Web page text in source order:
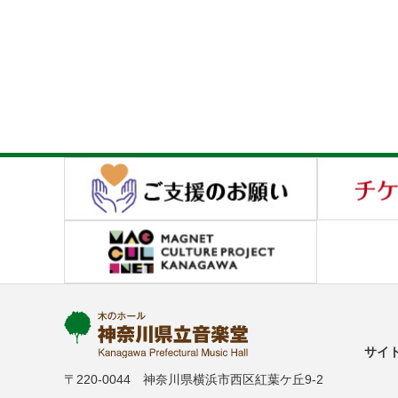
〒220-0044 神奈川県横浜市西区紅葉ケ丘9-2
サイ